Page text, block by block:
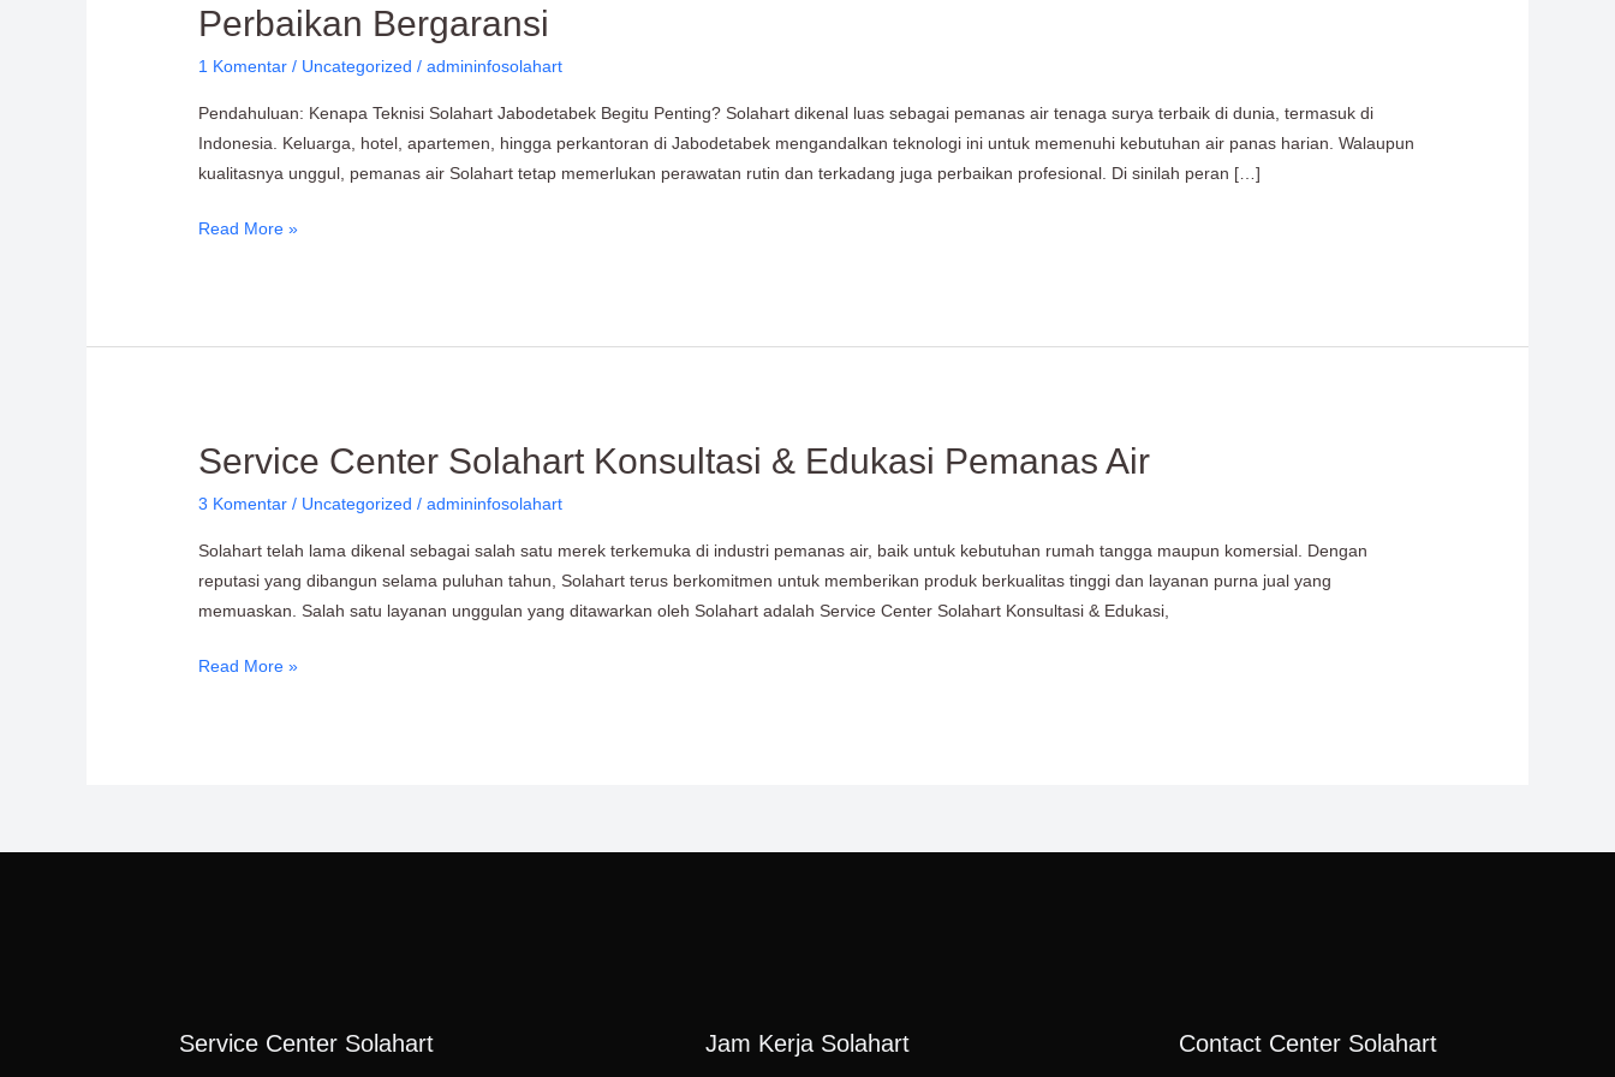
Perbaikan Bergaransi
1 Komentar / Uncategorized /admininfosolahart
Pendahuluan: Kenapa Teknisi Solahart Jabodetabek Begitu Penting? Solahart dikenal luas sebagai pemanas air tenaga surya terbaik di dunia, termasuk di
Indonesia. Keluarga, hotel, apartemen, hingga perkantoran di Jabodetabek mengandalkan teknologi ini untuk memenuhi kebutuhan air panas harian. Walaupun
kualitasnya unggul, pemanas air Solahart tetap memerlukan perawatan rutin dan terkadang juga perbaikan profesional. Di sinilah peran […]
Jabodetabek:
untuk
Perawatan,
dan
Perbaikan
Read More »
Service Center Solahart Konsultasi & Edukasi Pemanas Air
3 Komentar / Uncategorized /admininfosolahart
Solahart telah lama dikenal sebagai salah satu merek terkemuka di industri pemanas air, baik untuk kebutuhan rumah tangga maupun komersial. Dengan
reputasi yang dibangun selama puluhan tahun, Solahart terus berkomitmen untuk memberikan produk berkualitas tinggi dan layanan purna jual yang
memuaskan. Salah satu layanan unggulan yang ditawarkan oleh Solahart adalah Service Center Solahart Konsultasi & Edukasi,
Service
Solahart
Konsultasi
Air
Read More »
Service Center Solahart Jam Kerja Solahart Contact Center Solahart